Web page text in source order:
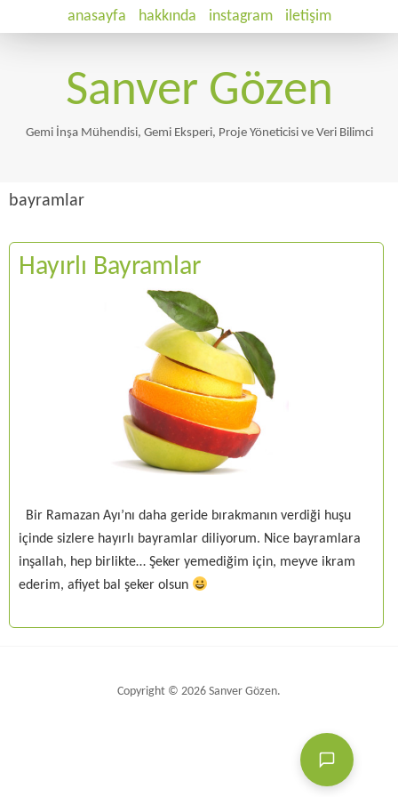
anasayfa hakkında instagram iletişim
Sanver Gözen
Gemi İnşa Mühendisi, Gemi Eksperi, Proje Yöneticisi ve Veri Bilimci
bayramlar
Hayırlı Bayramlar
Bir Ramazan Ayı’nı daha geride bırakmanın verdiği huşu
içinde sizlere hayırlı bayramlar diliyorum. Nice bayramlara
inşallah, hep birlikte… Şeker yemediğim için, meyve ikram
ederim, afiyet bal şeker olsun
Copyright © 2026 Sanver Gözen.